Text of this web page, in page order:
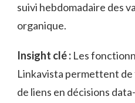
suivi hebdomadaire des
organique.
Insight clé : Les
Linkavista permettent
de liens en décisions